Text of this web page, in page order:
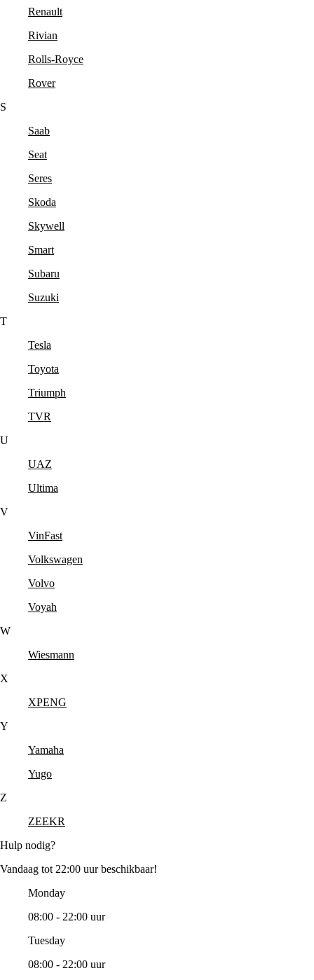
Renault
Rivian
Rolls-Royce
Rover
S
Saab
Seat
Seres
Skoda
Skywell
Smart
Subaru
Suzuki
T
Tesla
Toyota
Triumph
TVR
U
UAZ
Ultima
V
VinFast
Volkswagen
Volvo
Voyah
W
Wiesmann
X
XPENG
Y
Yamaha
Yugo
Z
ZEEKR
Hulp nodig?
Vandaag tot 22:00 uur beschikbaar!
Monday
08:00 - 22:00 uur
Tuesday
08:00 - 22:00 uur